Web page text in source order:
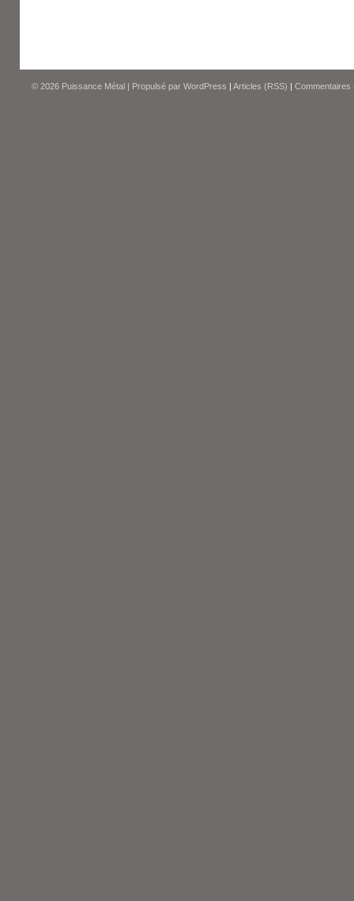
© 2026 Puissance Métal | Propulsé par WordPress | Articles (RSS) | Commentaires